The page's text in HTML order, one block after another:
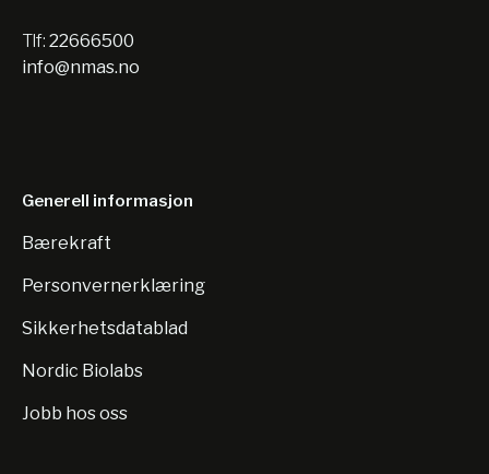
Tlf: 22666500
info@nmas.no
Generell informasjon
Bærekraft
Personvernerklæring
Sikkerhetsdatablad
Nordic Biolabs
Jobb hos oss